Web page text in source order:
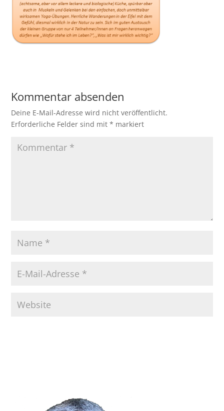
Kommentar absenden
Deine E-Mail-Adresse wird nicht veröffentlicht.
Erforderliche Felder sind mit* markiert